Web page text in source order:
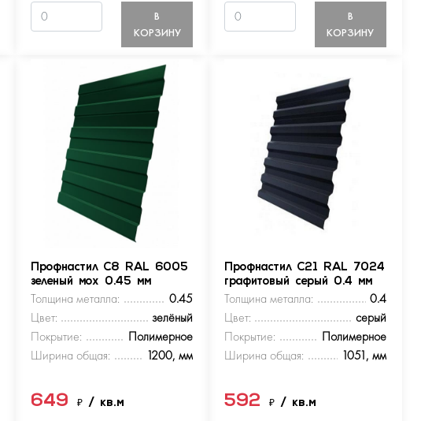
В
КОРЗИНУ
В
КОРЗИНУ
Профнастил С8 RAL 6005
зеленый мох 0.45 мм
Толщина металла:
0.45
Цвет:
зелёный
Покрытие:
Полимерное
Ширина общая:
1200, мм
649₽/ кв.м
Профнастил С21 RAL 7024
графитовый серый 0.4 мм
Толщина металла:
0.4
Цвет:
серый
Покрытие:
Полимерное
Ширина общая:
1051, мм
592 ₽ / кв.м